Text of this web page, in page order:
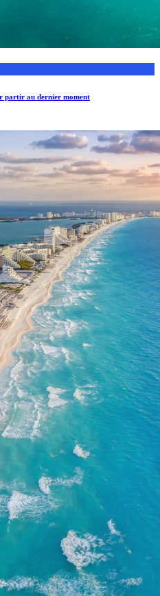
partir au dernier moment